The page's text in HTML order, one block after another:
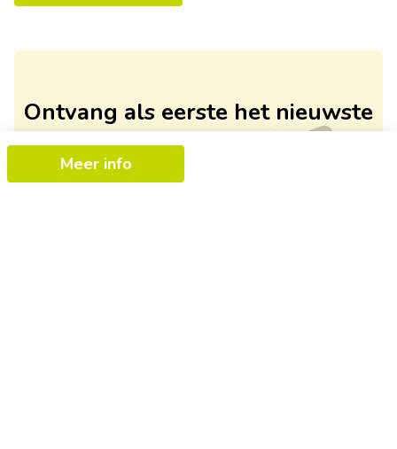
Meer info
Ontvang als eerste het nieuwste
aanbod in je mailbox